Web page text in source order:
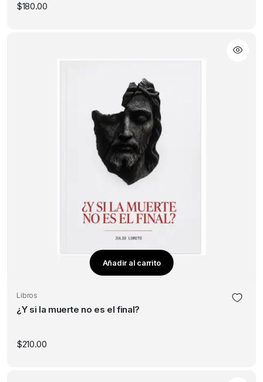
$180.00
Añadir al carrito
Libros
¿Y si la muerte no es el final?
$210.00